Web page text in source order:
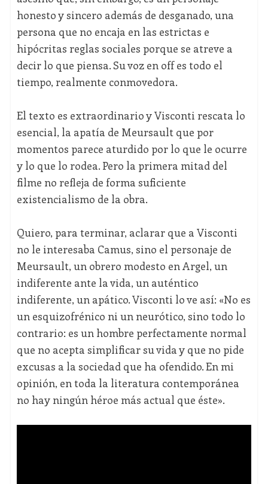
honesto y sincero además de desganado, una
persona que no encaja en las estrictas e
hipócritas reglas sociales porque se atreve a
decir lo que piensa. Su voz en off es todo el
tiempo, realmente conmovedora.
El texto es extraordinario y Visconti rescata lo
esencial, la apatía de Meursault que por
momentos parece aturdido por lo que le ocurre
y lo que lo rodea. Pero la primera mitad del
filme no refleja de forma suficiente
existencialismo de la obra.
Quiero, para terminar, aclarar que a Visconti
no le interesaba Camus, sino el personaje de
Meursault, un obrero modesto en Argel, un
indiferente ante la vida, un auténtico
indiferente, un apático. Visconti lo ve así: «No es
un esquizofrénico ni un neurótico, sino todo lo
contrario: es un hombre perfectamente normal
que no acepta simplificar su vida y que no pide
excusas a la sociedad que ha ofendido. En mi
opinión, en toda la literatura contemporánea
no hay ningún héroe más actual que éste».